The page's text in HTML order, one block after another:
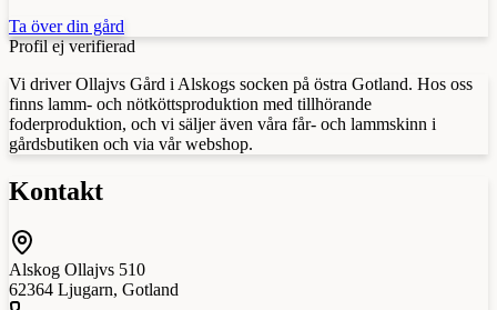
Ta över din gård
Profil ej verifierad
Vi driver Ollajvs Gård i Alskogs socken på östra Gotland. Hos oss
finns lamm- och nötköttsproduktion med tillhörande
foderproduktion, och vi säljer även våra får- och lammskinn i
gårdsbutiken och via vår webshop.
Kontakt
Alskog Ollajvs 510
62364 Ljugarn, Gotland